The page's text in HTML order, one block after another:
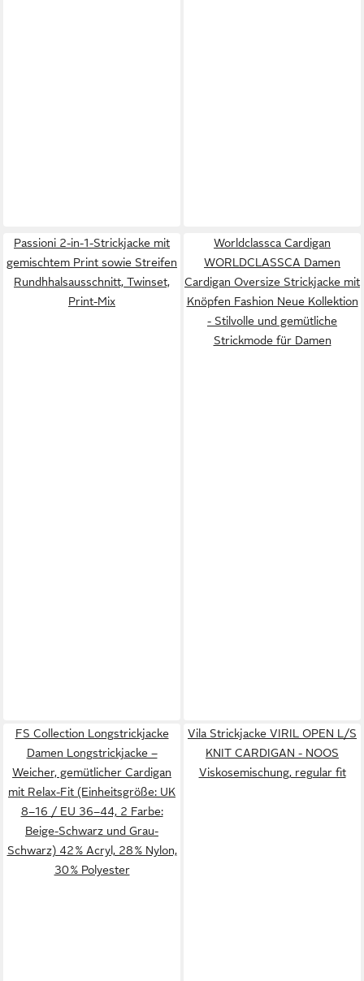
Passioni 2-in-1-Strickjacke mit
gemischtem Print sowie Streifen
Rundhhalsausschnitt, Twinset,
Print-Mix
Worldclassca Cardigan
WORLDCLASSCA Damen
Cardigan Oversize Strickjacke mit
Knöpfen Fashion Neue Kollektion
- Stilvolle und gemütliche
Strickmode für Damen
FS Collection Longstrickjacke
Damen Longstrickjacke –
Weicher, gemütlicher Cardigan
mit Relax-Fit (Einheitsgröße: UK
8–16 / EU 36–44, 2 Farbe:
Beige-Schwarz und Grau-
Schwarz) 42 % Acryl, 28 % Nylon,
30 % Polyester
Vila Strickjacke VIRIL OPEN L/S
KNIT CARDIGAN - NOOS
Viskosemischung, regular fit